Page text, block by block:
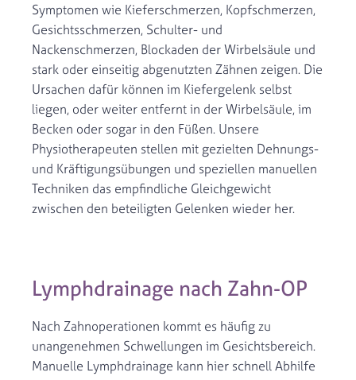
Symptomen wie Kieferschmerzen, Kopfschmerzen,
Gesichtsschmerzen, Schulter- und
Nackenschmerzen, Blockaden der Wirbelsäule und
stark oder einseitig abgenutzten Zähnen zeigen. Die
Ursachen dafür können im Kiefergelenk selbst
liegen, oder weiter entfernt in der Wirbelsäule, im
Becken oder sogar in den Füßen. Unsere
Physiotherapeuten stellen mit gezielten Dehnungs-
und Kräftigungsübungen und speziellen manuellen
Techniken das empfindliche Gleichgewicht
zwischen den beteiligten Gelenken wieder her.
Lymphdrainage nach Zahn-OP
Nach Zahnoperationen kommt es häufig zu
unangenehmen Schwellungen im Gesichtsbereich.
Manuelle Lymphdrainage kann hier schnell Abhilfe